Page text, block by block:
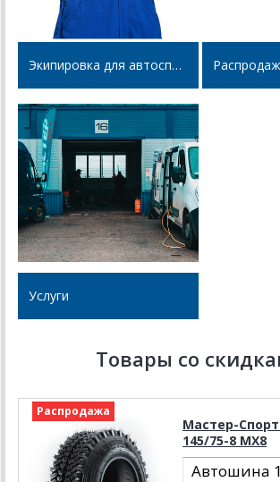
Экипировка для автоспорта
Услуги
Товары со
Распродажа
Мастер-
145/75-8 МX8